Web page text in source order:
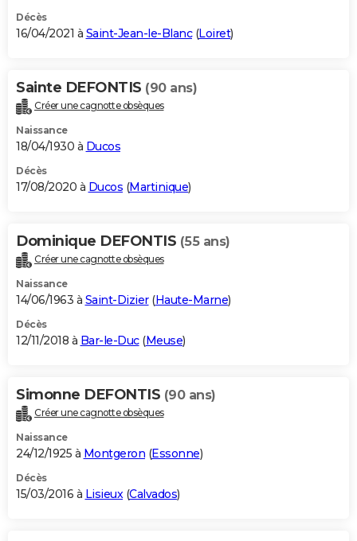
Décès
16/04/2021 à Saint-Jean-le-Blanc(Loiret)
Sainte DEFONTIS (90 ans)
Créer une cagnotte obsèques
Naissance
18/04/1930 à Ducos
Décès
17/08/2020 à Ducos (Martinique)
Dominique DEFONTIS (55 ans)
Créer une cagnotte obsèques
Naissance
14/06/1963 à Saint-Dizier(Haute-Marne)
Décès
12/11/2018 à Bar-le-Duc(Meuse)
Simonne DEFONTIS (90 ans)
Créer une cagnotte obsèques
Naissance
24/12/1925 à Montgeron (Essonne)
Décès
15/03/2016 à Lisieux(Calvados)